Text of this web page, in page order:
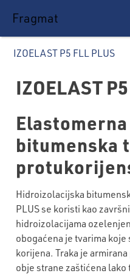
Fragmat
IZOELAST P5 FLL PLUS
IZOELAST
bitumenska
Hidroizolacijska
PLUS se koristi kao
hidroizolacijama
obogaćena je tvarima
korijena. Traka je
obje strane zaštićena